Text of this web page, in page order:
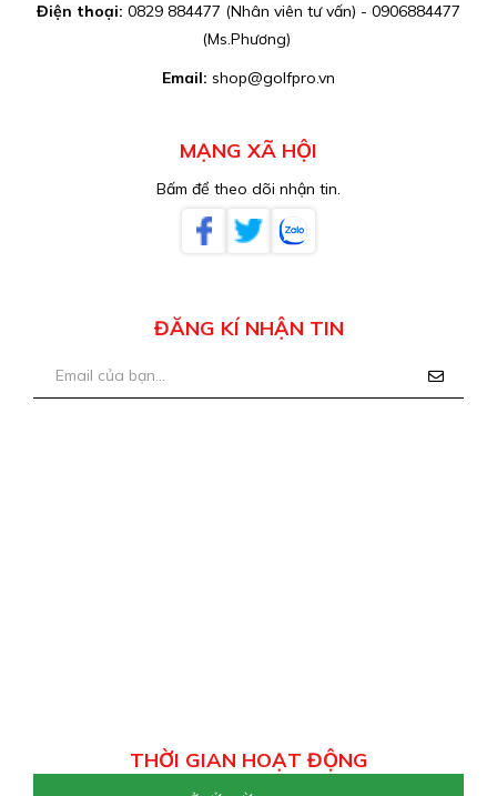
Điện thoại: 0829 884477 (Nhân viên tư vấn) - 0906884477
(Ms.Phương)
Email: shop@golfpro.vn
MẠNG XÃ HỘI
Bấm để theo dõi nhận tin.
ĐĂNG KÍ NHẬN TIN
THỜI GIAN HOẠT ĐỘNG